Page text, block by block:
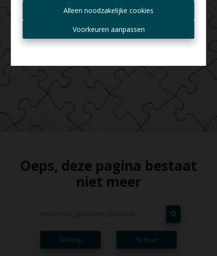
Alleen noodzakelijke cookies
Voorkeuren aanpassen
Oeps, deze pagina bestaat
niet meer
Te koop Te huur
aanbiedingen?
Ontvang aanbod per mail